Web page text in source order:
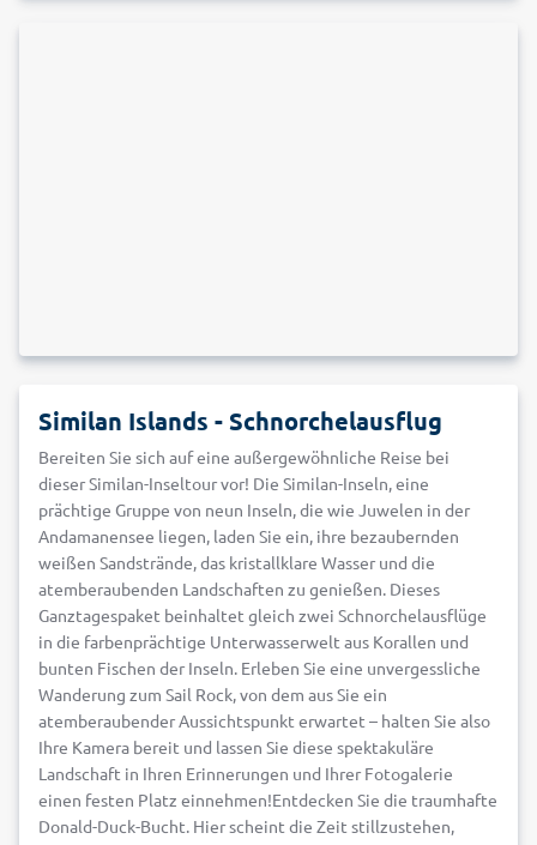
Similan Islands - Schnorchelausflug
Bereiten Sie sich auf eine außergewöhnliche Reise bei
dieser Similan-Inseltour vor! Die Similan-Inseln, eine
prächtige Gruppe von neun Inseln, die wie Juwelen in der
Andamanensee liegen, laden Sie ein, ihre bezaubernden
weißen Sandstrände, das kristallklare Wasser und die
atemberaubenden Landschaften zu genießen. Dieses
Ganztagespaket beinhaltet gleich zwei Schnorchelausflüge
in die farbenprächtige Unterwasserwelt aus Korallen und
bunten Fischen der Inseln. Erleben Sie eine unvergessliche
Wanderung zum Sail Rock, von dem aus Sie ein
atemberaubender Aussichtspunkt erwartet – halten Sie also
Ihre Kamera bereit und lassen Sie diese spektakuläre
Landschaft in Ihren Erinnerungen und Ihrer Fotogalerie
einen festen Platz einnehmen!Entdecken Sie die traumhafte
Donald-Duck-Bucht. Hier scheint die Zeit stillzustehen,